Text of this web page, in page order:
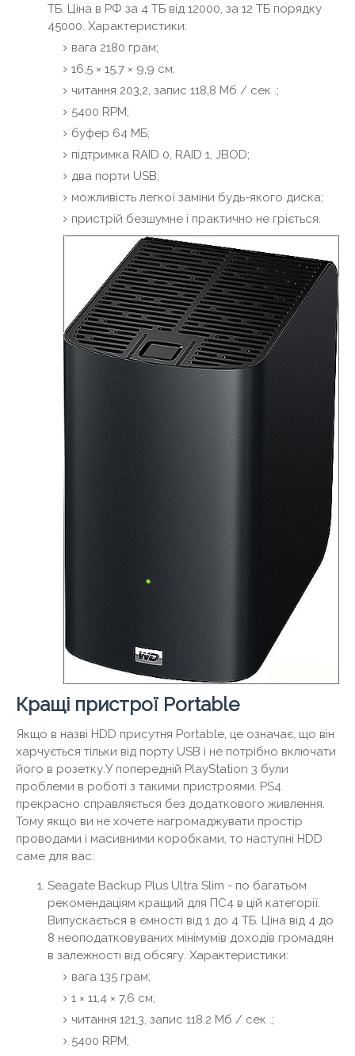
ТБ. Ціна в РФ за 4 ТБ від 12000, за 12 ТБ порядку
45000. Характеристики:
вага 2180 грам;
16,5 × 15,7 × 9,9 см;
читання 203,2, запис 118,8 Мб / сек .;
5400 RPM;
буфер 64 МБ;
підтримка RAID 0, RAID 1, JBOD;
два порти USB;
можливість легкої заміни будь-якого диска;
пристрій безшумне і практично не гріється.
Кращі пристрої Portable
Якщо в назві HDD присутня Portable, це означає, що він
харчується тільки від порту USB і не потрібно включати
його в розетку.У попередній PlayStation 3 були
проблеми в роботі з такими пристроями. PS4
прекрасно справляється без додаткового живлення.
Тому якщо ви не хочете нагромаджувати простір
проводами і масивними коробками, то наступні HDD
саме для вас:
Seagate Backup Plus Ultra Slim - по багатьом
рекомендаціям кращий для ПС4 в цій категорії.
Випускається в ємності від 1 до 4 ТБ. Ціна від 4 до
8 неоподатковуваних мінімумів доходів громадян
в залежності від обсягу. Характеристики:
вага 135 грам;
1 × 11,4 × 7,6 см;
читання 121,3, запис 118,2 Мб / сек .;
5400 RPM;